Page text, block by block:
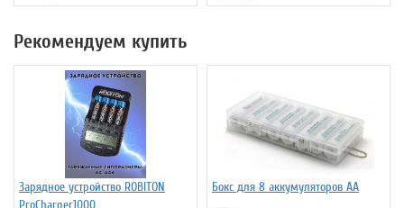
Рекомендуем купить
Зарядное устройство ROBITON
ProCharger1000
Бокс для 8 аккумуляторов АА